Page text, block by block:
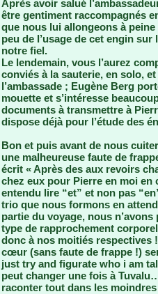
Après avoir salué
être gentiment raccompagnés
que nous lui allongeons à
peu de l’usage de cet engin
notre fiel.
Le lendemain, vous l’aurez
conviés à la sauterie, en solo,
l’ambassade ; Eugène Berg
mouette et s’intéresse
documents à transmettre à
dispose déjà pour l’étude des
Bon et puis avant de nous
une malheureuse faute de
écrit « Après des aux revoirs
chez eux pour Pierre en moi
entendu lire “et” et non pas
trio que nous formons en
partie du voyage, nous
type de rapprochement
donc à nos moitiés respectives
cœur (sans faute de frappe !)
just try and figurate who i am
peut changer une fois à
raconter tout dans les